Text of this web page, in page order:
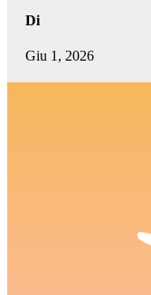
Di
Giu 1, 2026